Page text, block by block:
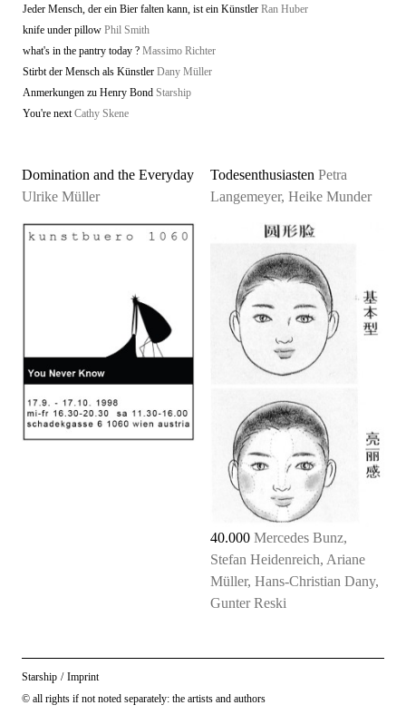
Jeder Mensch, der ein Bier falten kann, ist ein Künstler Ran Huber
knife under pillow Phil Smith
what's in the pantry today ? Massimo Richter
Stirbt der Mensch als Künstler Dany Müller
Anmerkungen zu Henry Bond Starship
You're next Cathy Skene
Domination and the Everyday
Ulrike Müller
Todesenthusiasten Petra
Langemeyer, Heike Munder
40.000 Mercedes Bunz,
Stefan Heidenreich, Ariane
Müller, Hans-Christian Dany,
Gunter Reski
Starship / Imprint
© all rights if not noted separately: the artists and authors